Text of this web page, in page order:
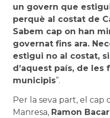
un govern que
perquè al costat de
Sabem cap on han
governat fins ara.
estigui no al costat,
d’aquest país, de les
municipis”.
Per la seva part, el cap
Manresa, Ramon